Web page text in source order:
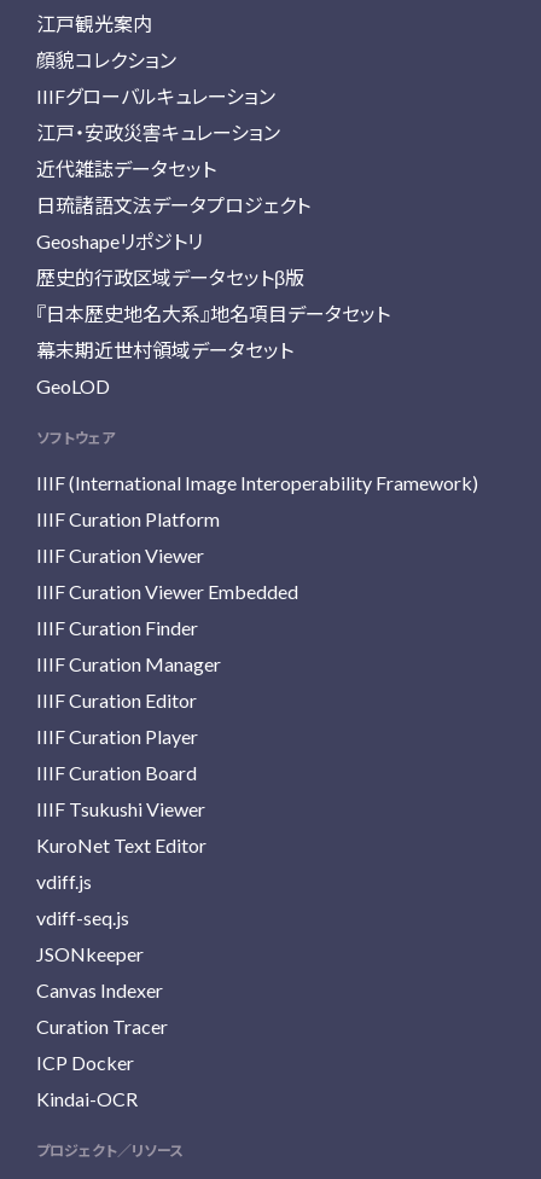
江戸観光案内
顔貌コレクション
IIIFグローバルキュレーション
江戸・安政災害キュレーション
近代雑誌データセット
日琉諸語文法データプロジェクト
Geoshapeリポジトリ
歴史的行政区域データセットβ版
『日本歴史地名大系』地名項目データセット
幕末期近世村領域データセット
GeoLOD
ソフトウェア
IIIF (International Image Interoperability Framework)
IIIF Curation Platform
IIIF Curation Viewer
IIIF Curation Viewer Embedded
IIIF Curation Finder
IIIF Curation Manager
IIIF Curation Editor
IIIF Curation Player
IIIF Curation Board
IIIF Tsukushi Viewer
KuroNet Text Editor
vdiff.js
vdiff-seq.js
JSONkeeper
Canvas Indexer
Curation Tracer
ICP Docker
Kindai-OCR
プロジェクト／リソース